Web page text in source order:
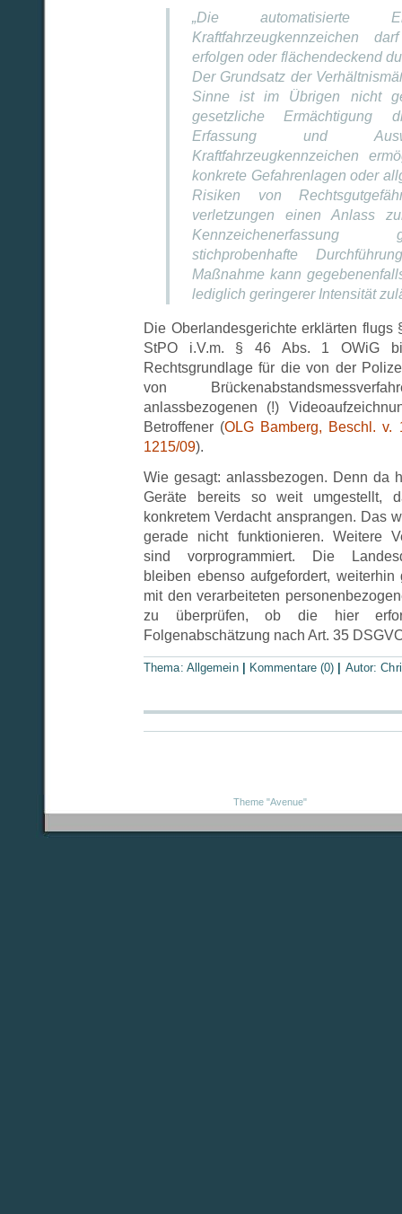
„Die automatisierte
Kraftfahrzeugkennzeichen
erfolgen oder flächendeckend
Der Grundsatz der
Sinne ist im Übrigen nicht
gesetzliche Ermächtigung
Erfassung und
Kraftfahrzeugkennzeichen
konkrete Gefahrenlagen oder
Risiken von
verletzungen einen Anlass
stichprobenhafte
Maßnahme kann
lediglich geringerer Intensität
Die Oberlandesgerichte erklärten flugs
StPO i.V.m. § 46 Abs. 1 OWiG
Rechtsgrundlage für die von der
von
anlassbezogenen (!)
Betroffener (OLG Bamberg, Beschl.
1215/09).
Wie gesagt: anlassbezogen. Denn da
Geräte bereits so weit umgestellt,
konkretem Verdacht ansprangen. Das
gerade nicht funktionieren. Weitere
sind vorprogrammiert. Die
bleiben ebenso aufgefordert,
mit den verarbeiteten
zu überprüfen, ob die hier
Folgenabschätzung nach Art. 35
Thema: Allgemein Kommentare (0) Autor:
Theme "Avenue"